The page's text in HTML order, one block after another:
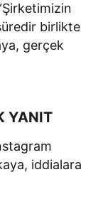
birlikte
gerçek
YANIT
iddialara